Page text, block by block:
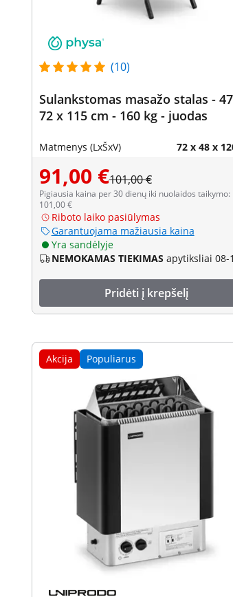
(10)
Sulankstomas masažo stalas -
72 x 115 cm - 160 kg - juodas
Matmenys (LxŠxV) 72 x 48 x
91,00 €101,00 €
Pigiausia kaina per 30 dienų iki nuolaidos taikymo:
101,00 €
Riboto laiko pasiūlymas
Garantuojama mažiausia kaina
Yra sandėlyje
NEMOKAMAS TIEKIMAS apytiksliai 08-
Pridėti į krepšelį
Akcija Populiarus